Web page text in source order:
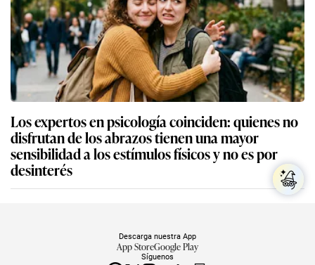
Los expertos en psicología coinciden: quienes no
disfrutan de los abrazos tienen una mayor
sensibilidad a los estímulos físicos y no es por
desinterés
Síguenos
Descarga nuestra App
App StoreGoogle Play